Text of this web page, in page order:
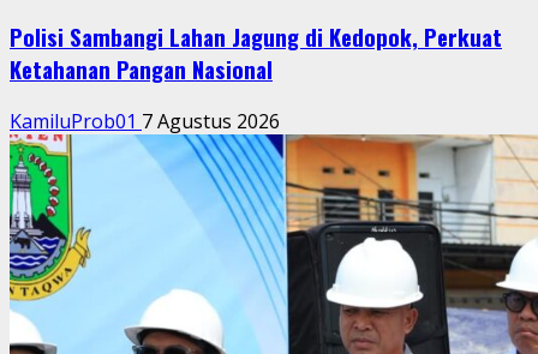
Polisi Sambangi Lahan Jagung di Kedopok, Perkuat
Ketahanan Pangan Nasional
KamiluProb01 7 Agustus 2026